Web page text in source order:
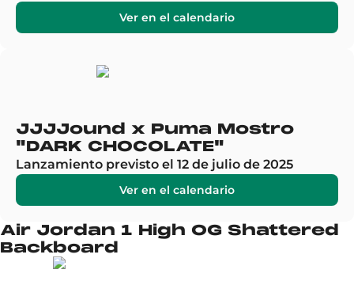
Ver en el calendario
JJJJound x Puma Mostro
"DARK CHOCOLATE"
Lanzamiento previsto el 12 de julio de 2025
Ver en el calendario
Air Jordan 1 High OG Shattered
Backboard